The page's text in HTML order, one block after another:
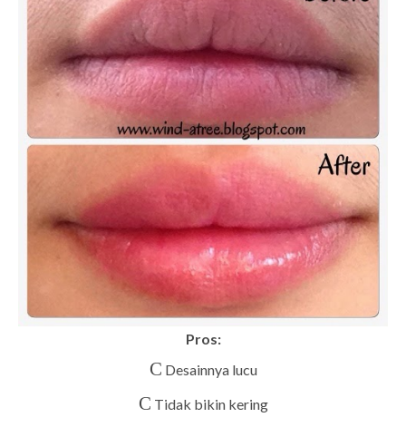
Pros:
C Desainnya lucu
C Tidak bikin kering